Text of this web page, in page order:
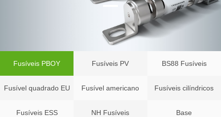
Fusíveis PBOY Fusíveis PV BS88 Fusíveis
Fusível quadrado EU Fusível americano Fusíveis cilíndricos
Fusíveis ESS NH Fusíveis Base